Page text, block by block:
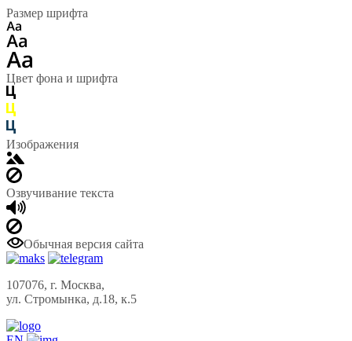
Размер шрифта
Цвет фона и шрифта
Изображения
Озвучивание текста
Обычная версия сайта
107076, г. Москва,
ул. Стромынка, д.18, к.5